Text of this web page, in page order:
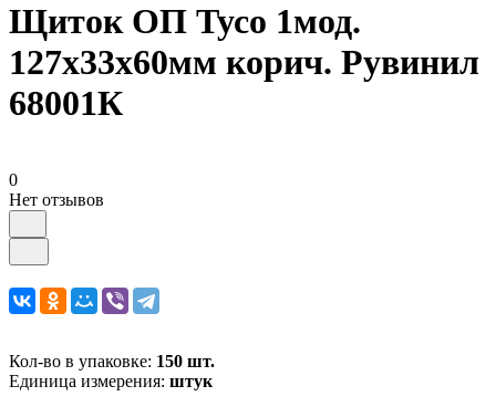
Щиток ОП Тусо 1мод.
127х33х60мм корич. Рувинил
68001К
0
Нет отзывов
Кол-во в упаковке: 150 шт.
Единица измерения: штук